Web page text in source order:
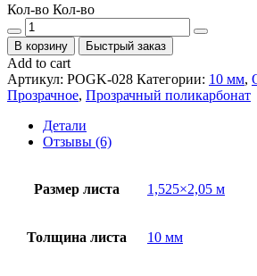
Кол-во Кол-во
В корзину Быстрый заказ
Add to cart
Артикул: POGK-028 Категории: 10 мм,
Прозрачное, Прозрачный поликарбонат
Детали
Отзывы (6)
Размер листа 1,525×2,05 м
Толщина листа 10 мм